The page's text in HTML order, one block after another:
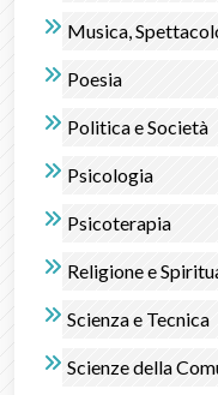
Musica,
Poesia
Politica e Società
Psicologia
Psicoterapia
Religione e
Scienza e Tecnica
Scienze della